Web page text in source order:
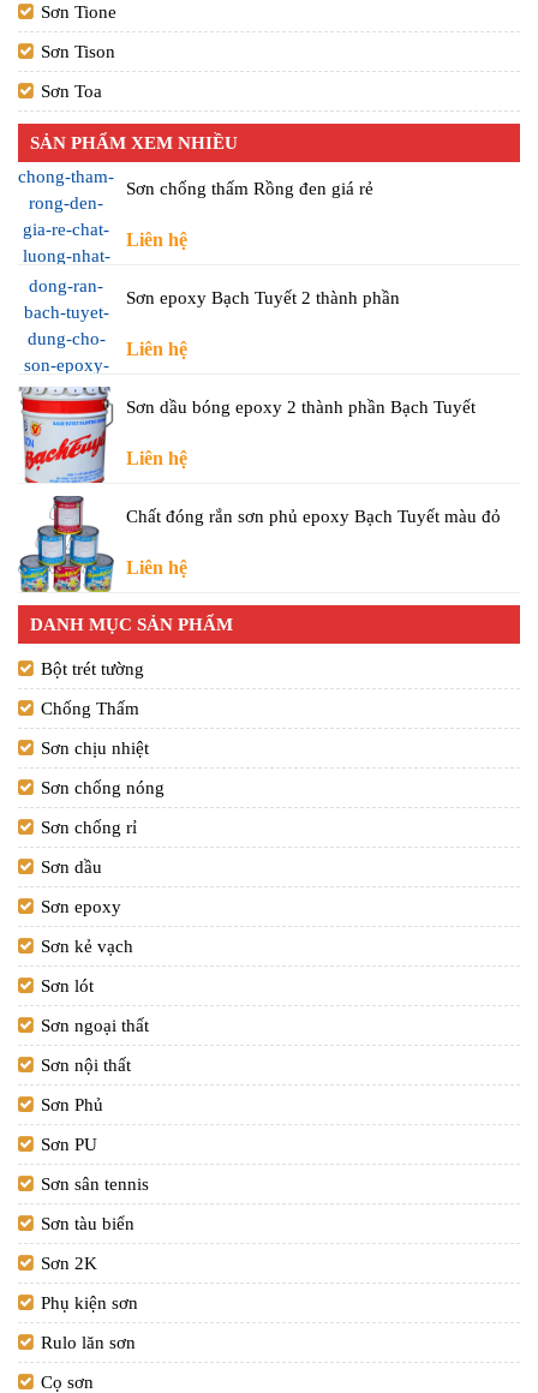
Sơn Tione
Sơn Tison
Sơn Toa
SẢN PHẨM XEM NHIỀU
Sơn chống thấm Rồng đen giá rẻ
Liên hệ
Sơn epoxy Bạch Tuyết 2 thành phần
Liên hệ
Sơn dầu bóng epoxy 2 thành phần Bạch Tuyết
Liên hệ
Chất đóng rắn sơn phủ epoxy Bạch Tuyết màu đỏ
Liên hệ
DANH MỤC SẢN PHẨM
Bột trét tường
Chống Thấm
Sơn chịu nhiệt
Sơn chống nóng
Sơn chống rỉ
Sơn dầu
Sơn epoxy
Sơn kẻ vạch
Sơn lót
Sơn ngoại thất
Sơn nội thất
Sơn Phủ
Sơn PU
Sơn sân tennis
Sơn tàu biển
Sơn 2K
Phụ kiện sơn
Rulo lăn sơn
Cọ sơn